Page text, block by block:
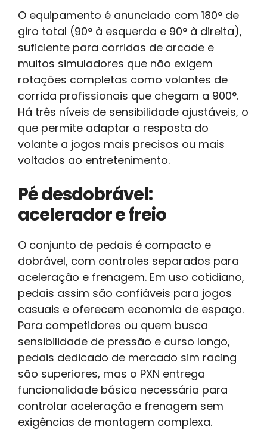
O equipamento é anunciado com 180° de
giro total (90° à esquerda e 90° à direita),
suficiente para corridas de arcade e
muitos simuladores que não exigem
rotações completas como volantes de
corrida profissionais que chegam a 900°.
Há três níveis de sensibilidade ajustáveis, o
que permite adaptar a resposta do
volante a jogos mais precisos ou mais
voltados ao entretenimento.
Pé desdobrável:
acelerador e freio
O conjunto de pedais é compacto e
dobrável, com controles separados para
aceleração e frenagem. Em uso cotidiano,
pedais assim são confiáveis para jogos
casuais e oferecem economia de espaço.
Para competidores ou quem busca
sensibilidade de pressão e curso longo,
pedais dedicado de mercado sim racing
são superiores, mas o PXN entrega
funcionalidade básica necessária para
controlar aceleração e frenagem sem
exigências de montagem complexa.